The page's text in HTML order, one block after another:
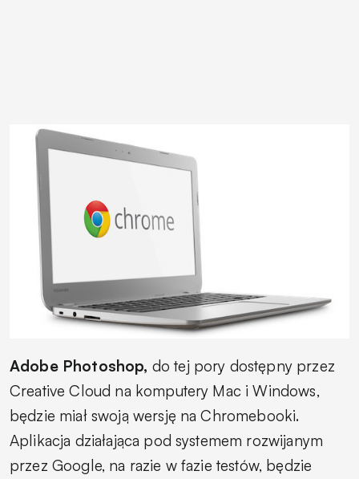
Adobe Photoshop, do tej pory dostępny przez
Creative Cloud na komputery Mac i Windows,
będzie miał swoją wersję na Chromebooki.
Aplikacja działająca pod systemem rozwijanym
przez Google, na razie w fazie testów, będzie